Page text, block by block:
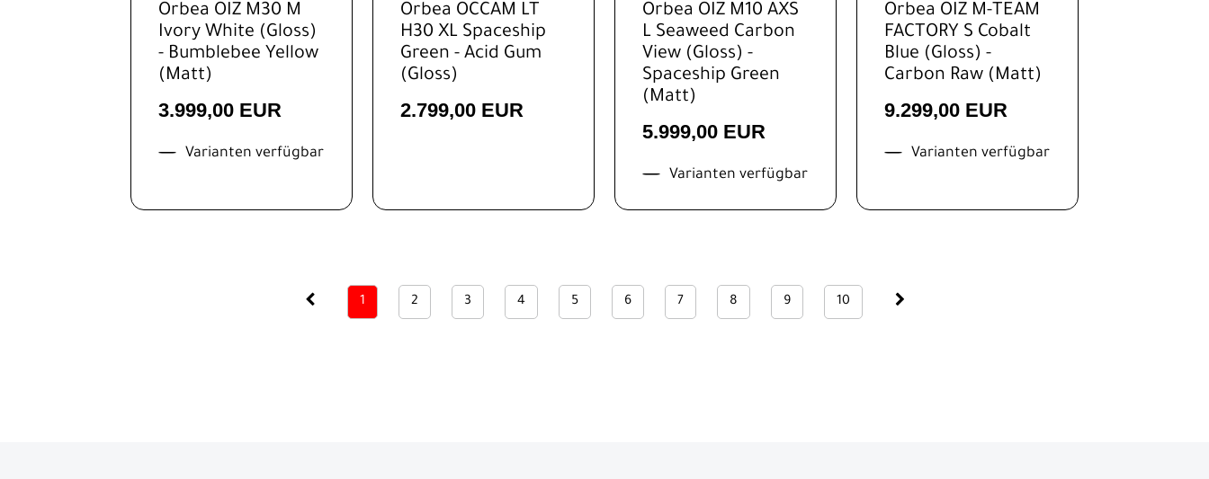
Orbea OIZ M30 M
Ivory White (Gloss)
- Bumblebee Yellow
(Matt)
3.999,00 EUR
Varianten verfügbar
Orbea OCCAM LT
H30 XL Spaceship
Green - Acid Gum
(Gloss)
2.799,00 EUR
Orbea OIZ M10 AXS
L Seaweed Carbon
View (Gloss) -
Spaceship Green
(Matt)
5.999,00 EUR
Varianten verfügbar
Orbea OIZ M-TEAM
FACTORY S Cobalt
Blue (Gloss) -
Carbon Raw (Matt)
9.299,00 EUR
Varianten verfügbar
1 2 3 4 5 6 7 8 9 10